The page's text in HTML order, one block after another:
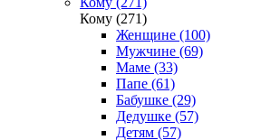
Кому (271)
Женщине (100)
Мужчине (69)
Маме (33)
Папе (61)
Бабушке (29)
Дедушке (57)
Детям (57)